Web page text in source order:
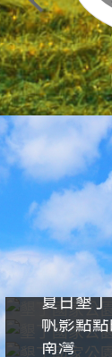
夏日墾丁
帆影點
南灣